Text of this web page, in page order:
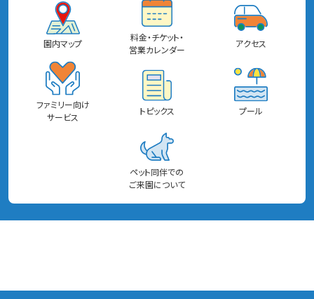
園内マップ
料金・チケット・
営業カレンダー
アクセス
ファミリー向け
サービス
トピックス プール
ペット同伴での
ご来園について